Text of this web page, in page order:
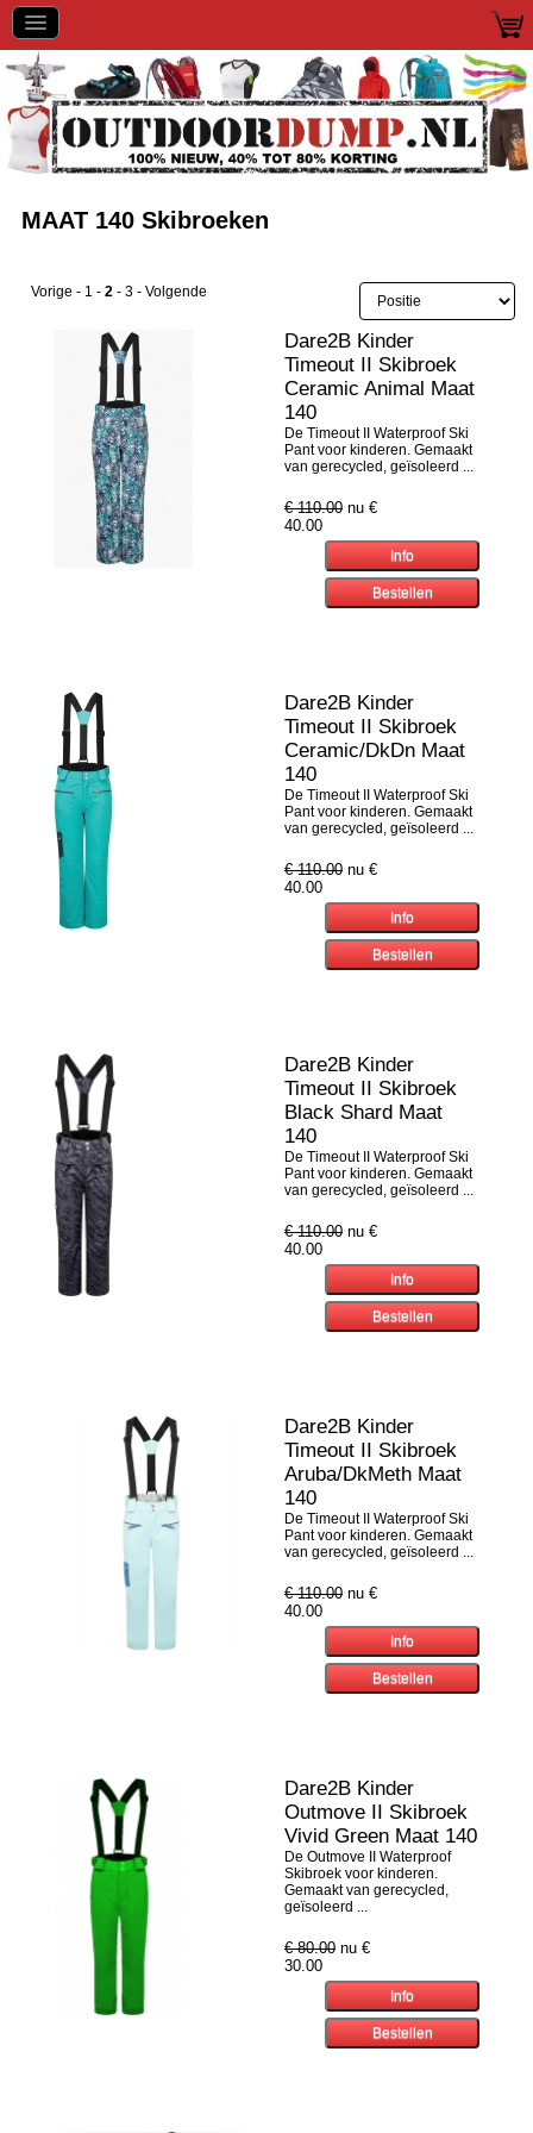
MAAT 140 Skibroeken
Vorige - 1 - 2 - 3 - Volgende
Dare2B Kinder
Timeout II Skibroek
Ceramic Animal Maat
140
De Timeout II Waterproof Ski
Pant voor kinderen. Gemaakt
van gerecycled, geïsoleerd ...
€ 110.00 nu €
40.00
Dare2B Kinder
Timeout II Skibroek
Ceramic/DkDn Maat
140
De Timeout II Waterproof Ski
Pant voor kinderen. Gemaakt
van gerecycled, geïsoleerd ...
€ 110.00 nu €
40.00
Dare2B Kinder
Timeout II Skibroek
Black Shard Maat
140
De Timeout II Waterproof Ski
Pant voor kinderen. Gemaakt
van gerecycled, geïsoleerd ...
€ 110.00 nu €
40.00
Dare2B Kinder
Timeout II Skibroek
Aruba/DkMeth Maat
140
De Timeout II Waterproof Ski
Pant voor kinderen. Gemaakt
van gerecycled, geïsoleerd ...
€ 110.00 nu €
40.00
Dare2B Kinder
Outmove II Skibroek
Vivid Green Maat 140
De Outmove II Waterproof
Skibroek voor kinderen.
Gemaakt van gerecycled,
geïsoleerd ...
€ 80.00 nu €
30.00